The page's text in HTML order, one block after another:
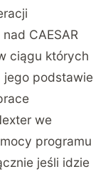
CAESAR
ciągu których
jego podstawie
we
programu
jeśli idzie